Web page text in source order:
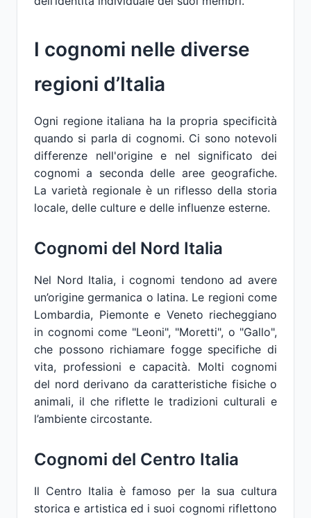
I cognomi nelle diverse
regioni d’Italia
Ogni regione italiana ha la propria specificità
quando si parla di cognomi. Ci sono notevoli
differenze nell'origine e nel significato dei
cognomi a seconda delle aree geografiche.
La varietà regionale è un riflesso della storia
locale, delle culture e delle influenze esterne.
Cognomi del Nord Italia
Nel Nord Italia, i cognomi tendono ad avere
un’origine germanica o latina. Le regioni come
Lombardia, Piemonte e Veneto riecheggiano
in cognomi come "Leoni", "Moretti", o "Gallo",
che possono richiamare fogge specifiche di
vita, professioni e capacità. Molti cognomi
del nord derivano da caratteristiche fisiche o
animali, il che riflette le tradizioni culturali e
l’ambiente circostante.
Cognomi del Centro Italia
Il Centro Italia è famoso per la sua cultura
storica e artistica ed i suoi cognomi riflettono